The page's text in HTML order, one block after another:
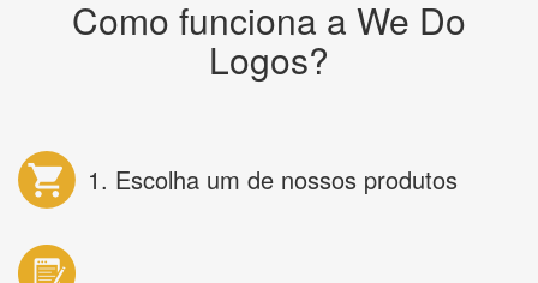
Como funciona a We Do
Logos?
1. Escolha um de nossos produtos